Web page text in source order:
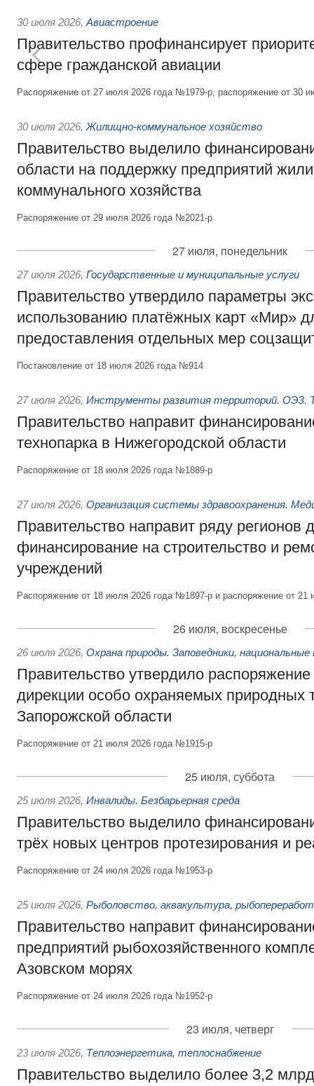
30 июля 2026, Авиастроение
Правительство профинансирует
сфере гражданской авиации
Распоряжение от 27 июля 2026 года №1979-р, распоряжение от 30
30 июля 2026, Жилищно-коммунальное хозяйство
Правительство выделило
области на поддержку предприятий
коммунального хозяйства
Распоряжение от 29 июля 2026 года №2021-р
27 июля, понедельник
27 июля 2026, Государственные и муниципальные услуги
Правительство утвердило параметры
использованию платёжных карт «Мир»
предоставления отдельных мер
Постановление от 18 июля 2026 года №914
27 июля 2026, Инструменты развития территорий. ОЭЗ.
Правительство направит
технопарка в Нижегородской области
Распоряжение от 18 июля 2026 года №1889-р
27 июля 2026, Организация системы здравоохранения.
Правительство направит ряду регионов
финансирование на строительство и
учреждений
Распоряжение от 18 июля 2026 года №1897-р и распоряжение от
26 июля, воскресенье
26 июля 2026, Охрана природы. Заповедники, национальные
Правительство утвердило
дирекции особо охраняемых природных
Запорожской области
Распоряжение от 21 июля 2026 года №1915-р
25 июля, суббота
25 июля 2026, Инвалиды. Безбарьерная среда
Правительство выделило
трёх новых центров протезирования и
Распоряжение от 24 июля 2026 года №1953-р
25 июля 2026, Рыболовство, аквакультура,
Правительство направит
предприятий рыбохозяйственного
Азовском морях
Распоряжение от 24 июля 2026 года №1952-р
23 июля, четверг
23 июля 2026, Теплоэнергетика, теплоснабжение
Правительство выделило более 3,2